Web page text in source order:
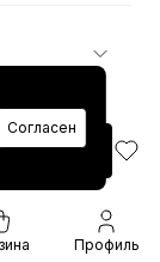
Согласен
Профиль